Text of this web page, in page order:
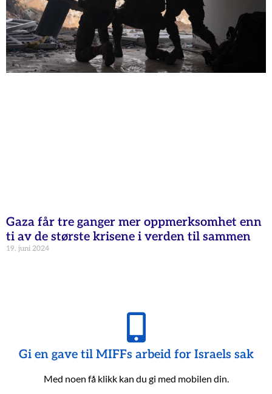
Gaza får tre ganger mer oppmerksomhet enn
ti av de største krisene i verden til sammen
19. juni 2024
Gi en gave til MIFFs arbeid for Israels sak
Med noen få klikk kan du gi med mobilen din.